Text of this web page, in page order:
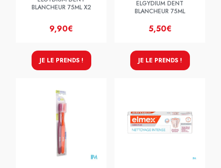
BLANCHEUR 75ML X2
9,90€
JE LE PRENDS !
ELGYDIUM DENT
BLANCHEUR 75ML
5,50€
JE LE PRENDS !